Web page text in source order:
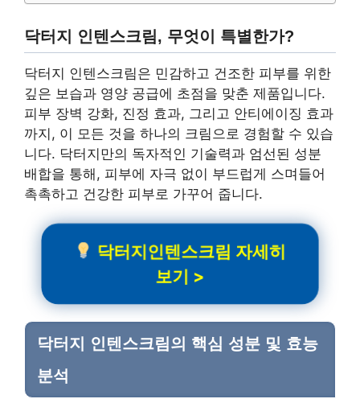
닥터지 인텐스크림, 무엇이 특별한가?
닥터지 인텐스크림은 민감하고 건조한 피부를 위한
깊은 보습과 영양 공급에 초점을 맞춘 제품입니다.
피부 장벽 강화, 진정 효과, 그리고 안티에이징 효과
까지, 이 모든 것을 하나의 크림으로 경험할 수 있습
니다. 닥터지만의 독자적인 기술력과 엄선된 성분
배합을 통해, 피부에 자극 없이 부드럽게 스며들어
촉촉하고 건강한 피부로 가꾸어 줍니다.
닥터지인텐스크림 자세히
보기 >
닥터지 인텐스크림의 핵심 성분 및 효능
분석